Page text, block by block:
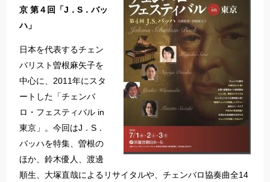
京 第４回「J．S．バッ
ハ」
日本を代表するチェン
バリスト曽根麻矢子を
中心に、2011年にスタ
ートした「チェンバ
ロ・フェスティバル in
東京」。今回はJ．S．
バッハを特集、曽根の
ほか、鈴木優人、渡邊
順生、大塚直哉によるリサイタルや、チェンバロ協奏曲全14